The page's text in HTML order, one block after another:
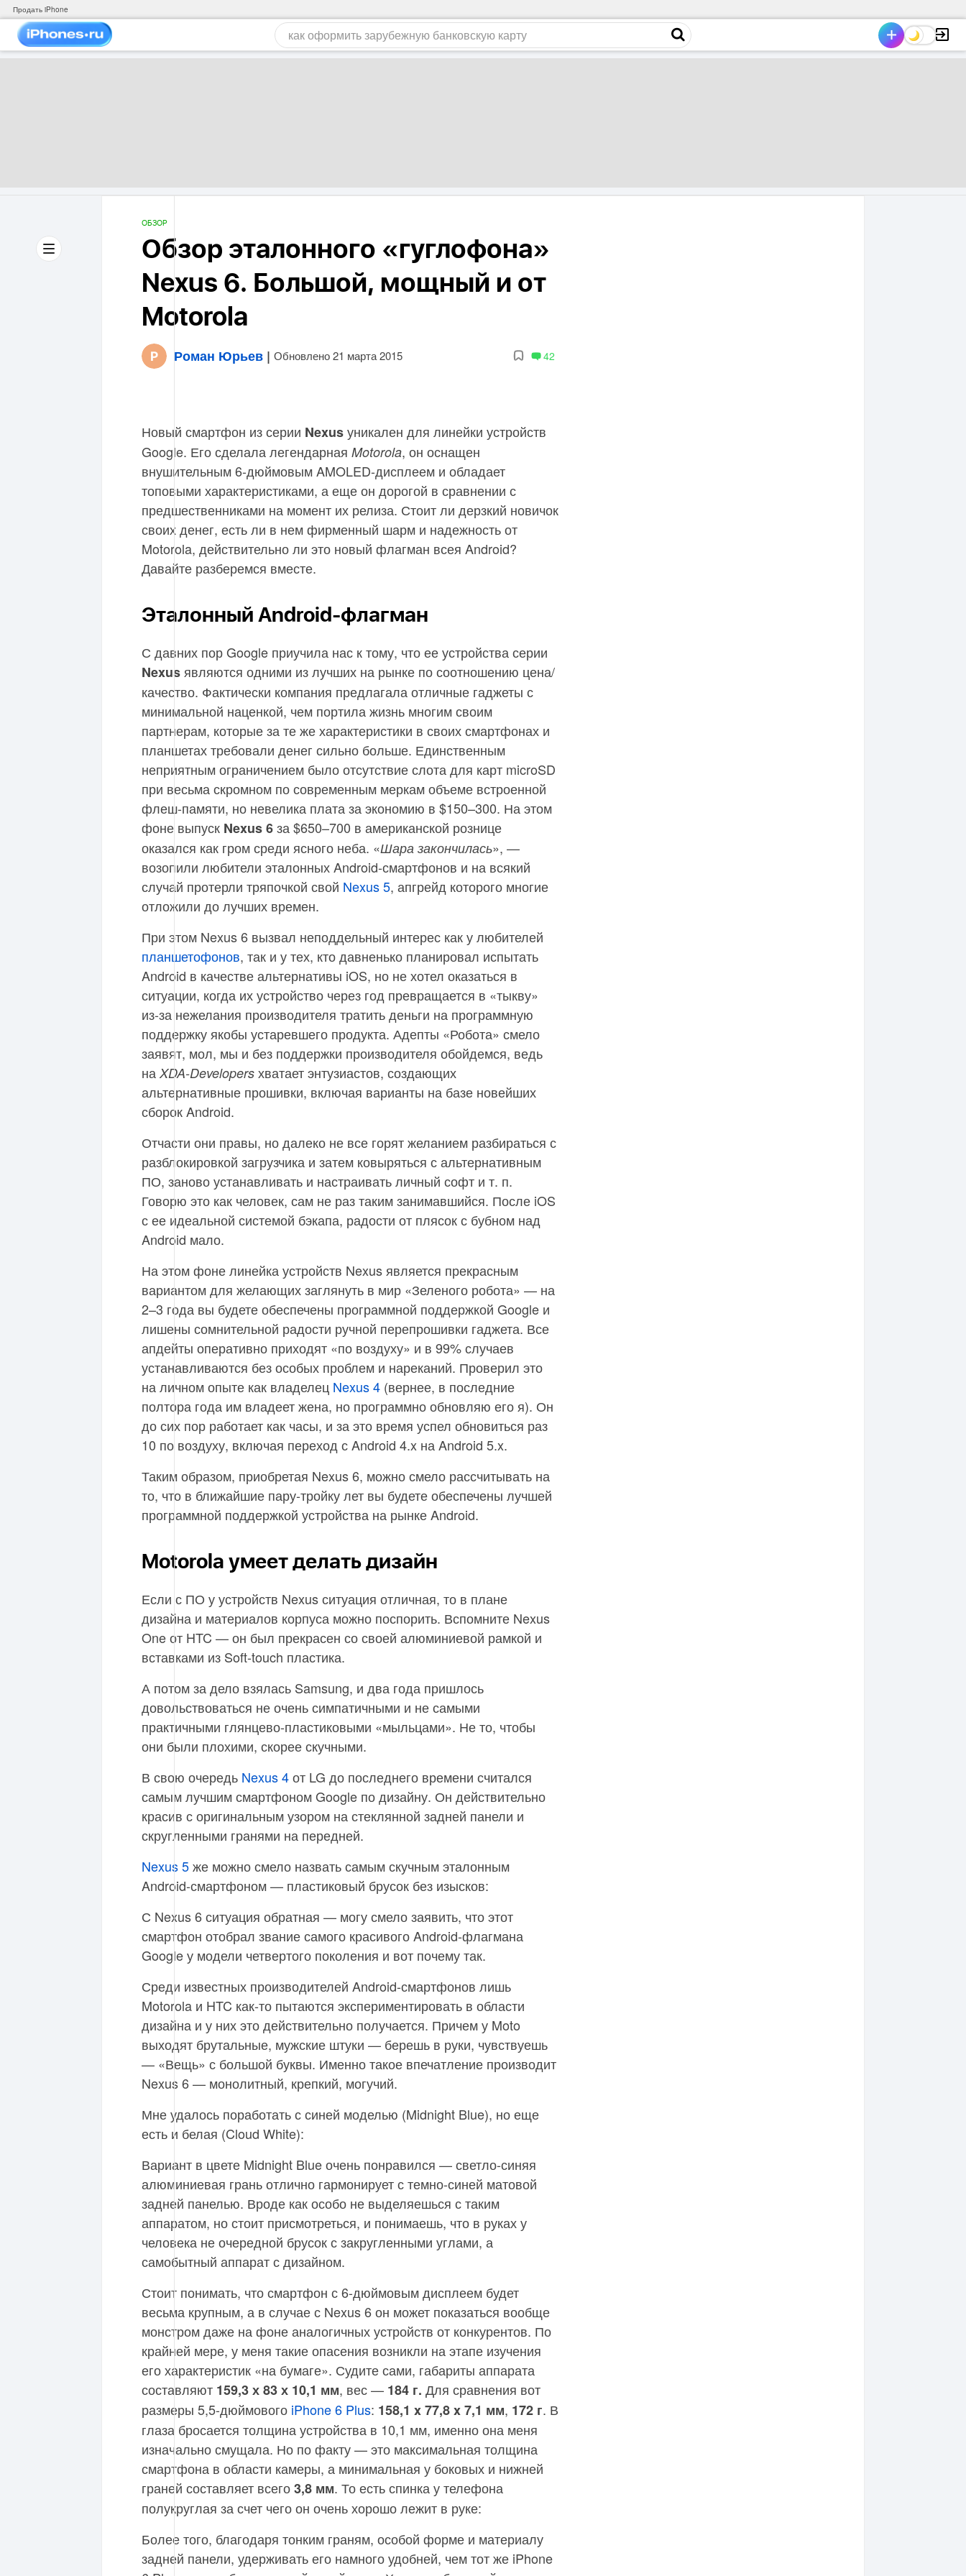
Продать iPhone
ОБЗОР
Обзор эталонного «гуглофона»
Nexus 6. Большой, мощный и от
Motorola
Роман Юрьев | Обновлено 21 марта 2015 42
Новый смартфон из серии Nexusуникален для линейки устройств
Google. Его сделала легендарная Motorola, он оснащен
внушительным 6-дюймовым AMOLED-дисплеем и обладает
топовыми характеристиками, а еще он дорогой в сравнении с
предшественниками на момент их релиза. Стоит ли дерзкий новичок
своих денег, есть ли в нем фирменный шарм и надежность от
Motorola, действительно ли это новый флагман всея Android?
Давайте разберемся вместе.
Эталонный Android-флагман
С давних пор Google приучила нас к тому, что ее устройства серии
Nexus являются одними из лучших на рынке по соотношению цена/
качество. Фактически компания предлагала отличные гаджеты с
минимальной наценкой, чем портила жизнь многим своим
партнерам, которые за те же характеристики в своих смартфонах и
планшетах требовали денег сильно больше. Единственным
неприятным ограничением было отсутствие слота для карт microSD
при весьма скромном по современным меркам объеме встроенной
флеш-памяти, но невелика плата за экономию в $150–300. На этом
фоне выпуск Nexus 6за $650–700 в американской рознице
оказался как гром среди ясного неба. «Шара закончилась», —
возопили любители эталонных Android-смартфонов и на всякий
случай протерли тряпочкой свой Nexus 5, апгрейд которого многие
отложили до лучших времен.
При этом Nexus 6 вызвал неподдельный интерес как у любителей
планшетофонов, так и у тех, кто давненько планировал испытать
Android в качестве альтернативы iOS, но не хотел оказаться в
ситуации, когда их устройство через год превращается в «тыкву»
из-за нежелания производителя тратить деньги на программную
поддержку якобы устаревшего продукта. Адепты «Робота» смело
заявят, мол, мы и без поддержки производителя обойдемся, ведь
на XDA-Developers хватает энтузиастов, создающих
альтернативные прошивки, включая варианты на базе новейших
сборок Android.
Отчасти они правы, но далеко не все горят желанием разбираться с
разблокировкой загрузчика и затем ковыряться с альтернативным
ПО, заново устанавливать и настраивать личный софт и т. п.
Говорю это как человек, сам не раз таким занимавшийся. После iOS
с ее идеальной системой бэкапа, радости от плясок с бубном над
Android мало.
На этом фоне линейка устройств Nexus является прекрасным
вариантом для желающих заглянуть в мир «Зеленого робота» — на
2–3 года вы будете обеспечены программной поддержкой Google и
лишены сомнительной радости ручной перепрошивки гаджета. Все
апдейты оперативно приходят «по воздуху» и в 99% случаев
устанавливаются без особых проблем и нареканий. Проверил это
на личном опыте как владелец Nexus 4 (вернее, в последние
полтора года им владеет жена, но программно обновляю его я). Он
до сих пор работает как часы, и за это время успел обновиться раз
10 по воздуху, включая переход с Android 4.x на Android 5.x.
Таким образом, приобретая Nexus 6, можно смело рассчитывать на
то, что в ближайшие пару-тройку лет вы будете обеспечены лучшей
программной поддержкой устройства на рынке Android.
Motorola умеет делать дизайн
Если с ПО у устройств Nexus ситуация отличная, то в плане
дизайна и материалов корпуса можно поспорить. Вспомните Nexus
One от HTC — он был прекрасен со своей алюминиевой рамкой и
вставками из Soft-touch пластика.
А потом за дело взялась Samsung, и два года пришлось
довольствоваться не очень симпатичными и не самыми
практичными глянцево-пластиковыми «мыльцами». Не то, чтобы
они были плохими, скорее скучными.
В свою очередь Nexus 4от LG до последнего времени считался
самым лучшим смартфоном Google по дизайну. Он действительно
красив с оригинальным узором на стеклянной задней панели и
скругленными гранями на передней.
Nexus 5же можно смело назвать самым скучным эталонным
Android-смартфоном — пластиковый брусок без изысков:
С Nexus 6 ситуация обратная — могу смело заявить, что этот
смартфон отобрал звание самого красивого Android-флагмана
Google у модели четвертого поколения и вот почему так.
Среди известных производителей Android-смартфонов лишь
Motorola и HTC как-то пытаются экспериментировать в области
дизайна и у них это действительно получается. Причем у Moto
выходят брутальные, мужские штуки — берешь в руки, чувствуешь
— «Вещь» с большой буквы. Именно такое впечатление производит
Nexus 6 — монолитный, крепкий, могучий.
Мне удалось поработать с синей моделью (Midnight Blue), но еще
есть и белая (Cloud White):
Вариант в цвете Midnight Blue очень понравился — светло-синяя
алюминиевая грань отлично гармонирует с темно-синей матовой
задней панелью. Вроде как особо не выделяешься с таким
аппаратом, но стоит присмотреться, и понимаешь, что в руках у
человека не очередной брусок с закругленными углами, а
самобытный аппарат с дизайном.
Стоит понимать, что смартфон с 6-дюймовым дисплеем будет
весьма крупным, а в случае с Nexus 6 он может показаться вообще
монстром даже на фоне аналогичных устройств от конкурентов. По
крайней мере, у меня такие опасения возникли на этапе изучения
его характеристик «на бумаге». Судите сами, габариты аппарата
составляют 159,3 х 83 х 10,1 мм, вес — 184 г. Для сравнения вот
размеры 5,5-дюймового iPhone 6 Plus: 158,1 x 77,8 x 7,1 мм, 172 г. В
глаза бросается толщина устройства в 10,1 мм, именно она меня
изначально смущала. Но по факту — это максимальная толщина
смартфона в области камеры, а минимальная у боковых и нижней
граней составляет всего3,8 мм. То есть спинка у телефона
полукруглая за счет чего он очень хорошо лежит в руке:
Более того, благодаря тонким граням, особой форме и материалу
задней панели, удерживать его намного удобней, чем тот же iPhone